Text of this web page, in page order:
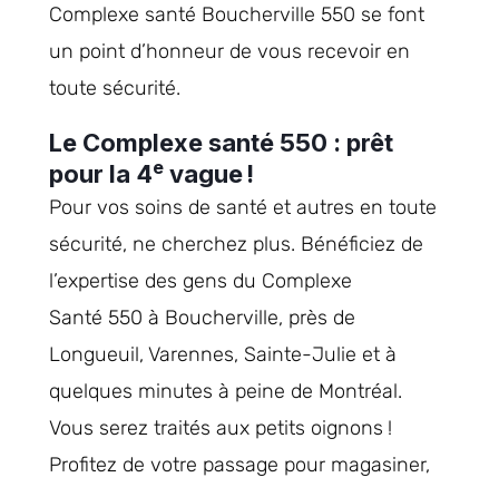
Complexe santé Boucherville 550 se font
un point d’honneur de vous recevoir en
toute sécurité.
Le Complexe santé 550 : prêt
pour la 4e vague !
Pour vos soins de santé et autres en toute
sécurité, ne cherchez plus. Bénéficiez de
l’expertise des gens du Complexe
Santé 550 à Boucherville, près de
Longueuil, Varennes, Sainte-Julie et à
quelques minutes à peine de Montréal.
Vous serez traités aux petits oignons !
Profitez de votre passage pour magasiner,